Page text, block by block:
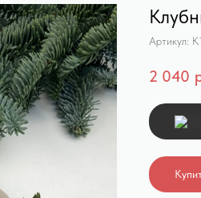
Артикул:
2 040